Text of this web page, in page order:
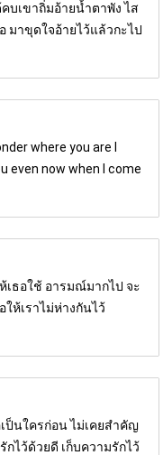
บเขาถิ่มอ้ายน้ำตาพัง ไส
มาขุดใจอ้ายไว้แล้วกะไป
where you are I
even now when I come
เธอใช้ อารมณ์มากไป จะ
ห้เราไม่ห่างกันไว้
ป็นใครก่อน ไม่เคยสำคัญ
ไว้ด้วยดี เก็บความรักไว้